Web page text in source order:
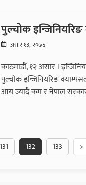
पुल्चोक
असार १३, २०७६
काठमाडौँ, १२ असार ।
पुल्चोक इन्जिनियरिङ
आय ज्यादै कम र नेपाल
131 132 133 >